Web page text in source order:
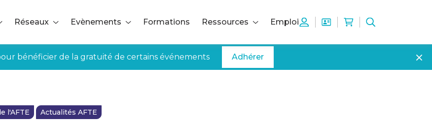
Réseaux Evènements Formations Ressources Emploi
bénéficier de la gratuité de certains événements Adhérer
l'AFTE Actualités AFTE